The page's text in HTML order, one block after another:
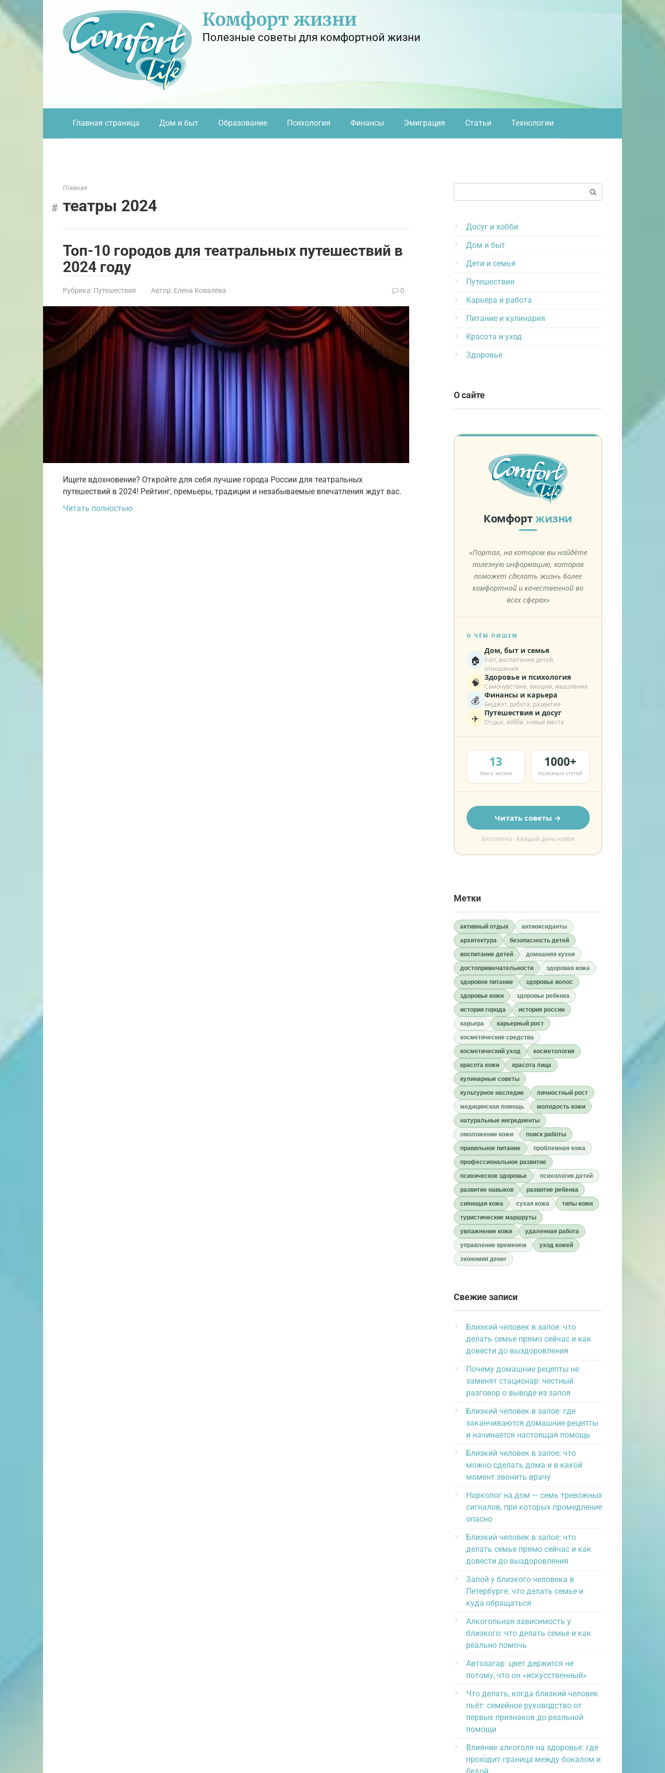
Перейти
контенту
Комфорт жизни
Полезные советы для комфортной жизни
Главная страница Дом и быт Образование Психология Финансы Эмиграция Статьи Технологии
Главная
театры 2024
Топ-10 городов для театральных путешествий в
2024 году
Рубрика: Путешествия Автор: Елена Ковалёва 0
Ищете вдохновение? Откройте для себя лучшие города России для театральных
путешествий в 2024! Рейтинг, премьеры, традиции и незабываемые впечатления ждут вас.
Читать полностью
Досуг и хобби
Дом и быт
Дети и семья
Путешествия
Карьера и работа
Питание и кулинария
Красота и уход
Здоровье
О сайте
Комфортжизни
«Портал, на котором вы найдёте
полезную информацию, которая
поможет сделать жизнь более
комфортной и качественной во
всех сферах»
О ЧЁМ ПИШЕМ
🏠
Дом, быт и семья
Уют, воспитание детей,
отношения
🧠 Здоровье и психология
Самочувствие, эмоции, мышление
💰 Финансы и карьера
Бюджет, работа, развитие
✈️ Путешествия и досуг
Отдых, хобби, новые места
13
тем о жизни
1000+
полезных статей
Читать советы →
Бесплатно · Каждый день новое
Метки
активный отдых
антиоксиданты
архитектура
безопасность детей
воспитание детей
домашняя кухня
достопримечательности
здоровая кожа
здоровое питание
здоровье волос
здоровье кожи
здоровье ребенка
история города
история россии
карьера
карьерный рост
косметические средства
косметический уход
косметология
красота кожи
красота лица
кулинарные советы
культурное наследие
личностный рост
медицинская помощь
молодость кожи
натуральные ингредиенты
омоложение кожи
поиск работы
правильное питание
проблемная кожа
профессиональное развитие
психическое здоровье
психология детей
развитие навыков
развитие ребенка
сияющая кожа
сухая кожа
типы кожи
туристические маршруты
увлажнение кожи
удаленная работа
управление временем
уход кожей
экономия денег
Свежие записи
Близкий человек в запое: что
делать семье прямо сейчас и как
довести до выздоровления
Почему домашние рецепты не
заменят стационар: честный
разговор о выводе из запоя
Близкий человек в запое: где
заканчиваются домашние рецепты
и начинается настоящая помощь
Близкий человек в запое: что
можно сделать дома и в какой
момент звонить врачу
Нарколог на дом — семь тревожных
сигналов, при которых промедление
опасно
Близкий человек в запое: что
делать семье прямо сейчас и как
довести до выздоровления
Запой у близкого человека в
Петербурге: что делать семье и
куда обращаться
Алкогольная зависимость у
близкого: что делать семье и как
реально помочь
Автозагар: цвет держится не
потому, что он «искусственный»
Что делать, когда близкий человек
пьёт: семейное руководство от
первых признаков до реальной
помощи
Влияние алкоголя на здоровье: где
проходит граница между бокалом и